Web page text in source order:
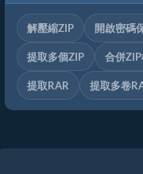
解壓縮ZIP 開啟密碼
提取多個ZIP 合併
提取RAR 提取多卷